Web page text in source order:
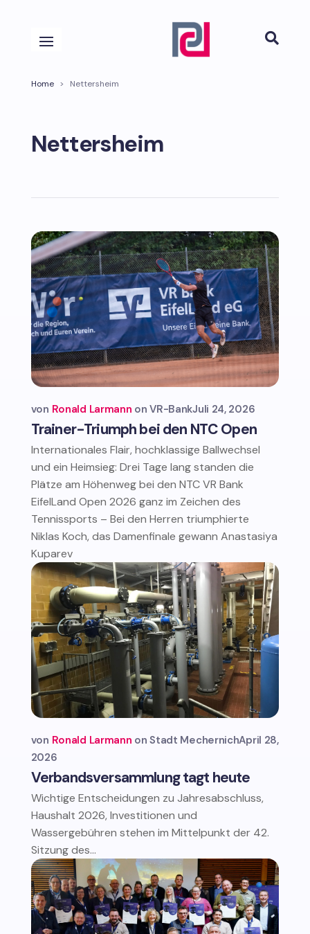

Home > Nettersheim
Nettersheim
Trainer-Triumph bei den NTC Open
von Ronald Larmann VR-BankJuli 24, 2026
Internationales Flair, hochklassige Ballwechsel
und ein Heimsieg: Drei Tage lang standen die
Plätze am Höhenweg bei den NTC VR Bank
EifelLand Open 2026 ganz im Zeichen des
Tennissports – Bei den Herren triumphierte
Niklas Koch, das Damenfinale gewann Anastasiya
Kuparev
Verbandsversammlung tagt heute
von Ronald Larmann Stadt MechernichApril 28,
2026
Wichtige Entscheidungen zu Jahresabschluss,
Haushalt 2026, Investitionen und
Wassergebühren stehen im Mittelpunkt der 42.
Sitzung des...